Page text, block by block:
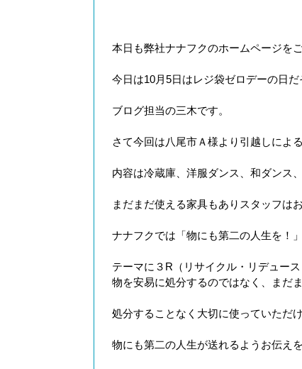
本日も弊社ナナフクのホームページを
今日は10月5日はレジ袋ゼロデーの日
ブログ担当の三木です。
さて今回は八尾市Ａ様より引越しによ
内容は冷蔵庫、洋服ダンス、和ダンス
まだまだ使える家具もありスタッフは
ナナフクでは「物にも第二の人生を！
テーマに３R（リサイクル・リデュー
物を安易に処分するのではなく、まだ
処分することなく大切に使っていただ
物にも第二の人生が送れるようお伝え